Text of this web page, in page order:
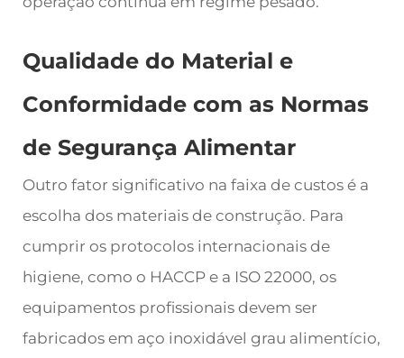
Qualidade do Material e
Conformidade com as Normas
de Segurança Alimentar
Outro fator significativo na faixa de custos é a
escolha dos materiais de construção. Para
cumprir os protocolos internacionais de
higiene, como o HACCP e a ISO 22000, os
equipamentos profissionais devem ser
fabricados em aço inoxidável grau alimentício,